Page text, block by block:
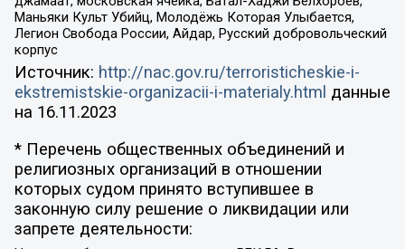
Маньяки Культ Убийц, Молодёжь Которая Улыбается,
Легион Свобода России, Айдар, Русский добровольческий
корпус
Источник: http://nac.gov.ru/terroristicheskie-i-
ekstremistskie-organizacii-i-materialy.html данные
на 16.11.2023
* Перечень общественных объединений и
религиозных организаций в отношении
которых судом принято вступившее в
законную силу решение о ликвидации или
запрете деятельности: